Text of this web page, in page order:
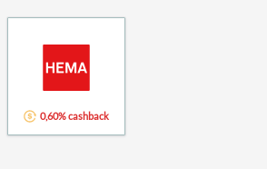
0,60% cashback